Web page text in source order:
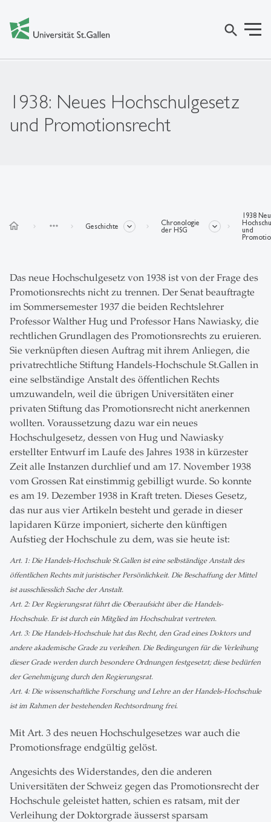
search
1938: Neues Hochschulgesetz
und Promotionsrecht
home more_horiz Geschichte
Chronologie
der HSG
1938
und
Das neue Hochschulgesetz von 1938 ist von der Frage des
Promotionsrechts nicht zu trennen. Der Senat beauftragte
im Sommersemester 1937 die beiden Rechtslehrer
Professor Walther Hug und Professor Hans Nawiasky, die
rechtlichen Grundlagen des Promotionsrechts zu eruieren.
Sie verknüpften diesen Auftrag mit ihrem Anliegen, die
privatrechtliche Stiftung Handels-Hochschule St.Gallen in
eine selbständige Anstalt des öffentlichen Rechts
umzuwandeln, weil die übrigen Universitäten einer
privaten Stiftung das Promotionsrecht nicht anerkennen
wollten. Voraussetzung dazu war ein neues
Hochschulgesetz, dessen von Hug und Nawiasky
erstellter Entwurf im Laufe des Jahres 1938 in kürzester
Zeit alle Instanzen durchlief und am 17. November 1938
vom Grossen Rat einstimmig gebilligt wurde. So konnte
es am 19. Dezember 1938 in Kraft treten. Dieses Gesetz,
das nur aus vier Artikeln besteht und gerade in dieser
lapidaren Kürze imponiert, sicherte den künftigen
Aufstieg der Hochschule zu dem, was sie heute ist:
Art. 1: Die Handels-Hochschule St.Gallen ist eine selbständige Anstalt des
öffentlichen Rechts mit juristischer Persönlichkeit. Die Beschaffung der Mittel
ist ausschliesslich Sache der Anstalt.
Art. 2: Der Regierungsrat führt die Oberaufsicht über die Handels-
Hochschule. Er ist durch ein Mitglied im Hochschulrat vertreten.
Art. 3: Die Handels-Hochschule hat das Recht, den Grad eines Doktors und
andere akademische Grade zu verleihen. Die Bedingungen für die Verleihung
dieser Grade werden durch besondere Ordnungen festgesetzt; diese bedürfen
der Genehmigung durch den Regierungsrat.
Art. 4: Die wissenschaftliche Forschung und Lehre an der Handels-Hochschule
ist im Rahmen der bestehenden Rechtsordnung frei.
Mit Art. 3 des neuen Hochschulgesetzes war auch die
Promotionsfrage endgültig gelöst.
Angesichts des Widerstandes, den die anderen
Universitäten der Schweiz gegen das Promotionsrecht der
Hochschule geleistet hatten, schien es ratsam, mit der
Verleihung der Doktorgrade äusserst sparsam